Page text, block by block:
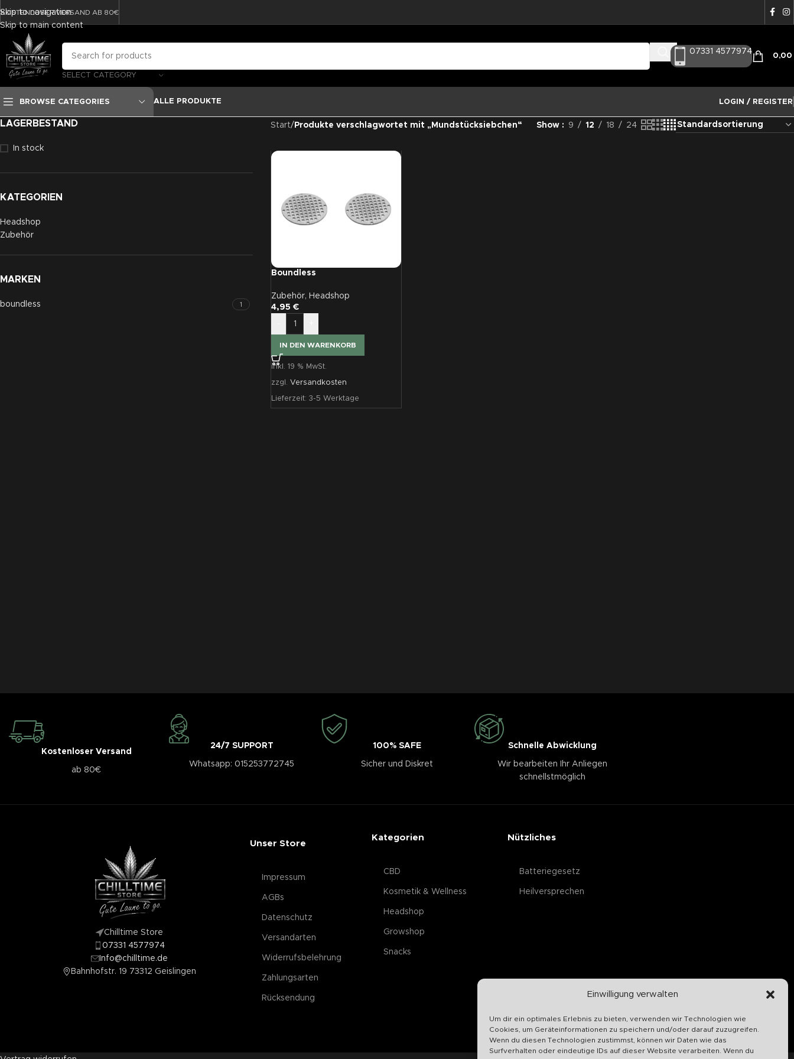
Einwilligung verwalten
Um dir ein optimales Erlebnis zu bieten, verwenden wir Technologien wie
Cookies, um Geräteinformationen zu speichern und/oder darauf zuzugreifen.
Wenn du diesen Technologien zustimmst, können wir Daten wie das
Surfverhalten oder eindeutige IDs auf dieser Website verarbeiten. Wenn du
Skip to navigation
Skip to main content
KOSTENLOSER VERSAND AB 80€
SELECT CATEGORY
07331 4577974
0,00
BROWSE CATEGORIES ALLE PRODUKTE LOGIN / REGISTER
LAGERBESTAND
In stock
KATEGORIEN
Headshop
Zubehör
MARKEN
boundless 1
Start/ Produkte verschlagwortet mit „Mundstücksiebchen“ Show 9 12 18 24
Boundless
Zubehör, Headshop
4,95 €
IN DEN WARENKORB
inkl. 19 % MwSt.
zzgl. Versandkosten
Lieferzeit: 3-5 Werktage
Kostenloser Versand
ab 80€
24/7 SUPPORT
Whatsapp: 015253772745
100% SAFE
Sicher und Diskret
Schnelle Abwicklung
Wir bearbeiten Ihr Anliegen
schnellstmöglich
Chilltime Store
07331 4577974
Info@chilltime.de
Bahnhofstr. 19 73312 Geislingen
Unser Store
Impressum
AGBs
Datenschutz
Versandarten
Widerrufsbelehrung
Zahlungsarten
Rücksendung
Kategorien
CBD
Kosmetik & Wellness
Headshop
Growshop
Snacks
Nützliches
Batteriegesetz
Heilversprechen